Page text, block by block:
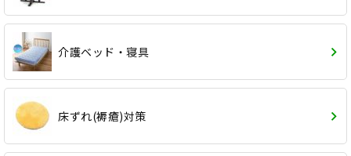
介護ベッド・寝具
床ずれ(褥瘡)対策